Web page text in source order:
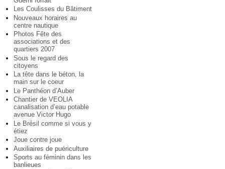
Les Coulisses du Bâtiment
Nouveaux horaires au
centre nautique
Photos Fête des
associations et des
quartiers 2007
Sous le regard des
citoyens
La tête dans le béton, la
main sur le coeur
Le Panthéon d’Auber
Chantier de VEOLIA
canalisation d’eau potable
avenue Victor Hugo
Le Brésil comme si vous y
étiez
Joue contre joue
Auxiliaires de puériculture
Sports au féminin dans les
banlieues